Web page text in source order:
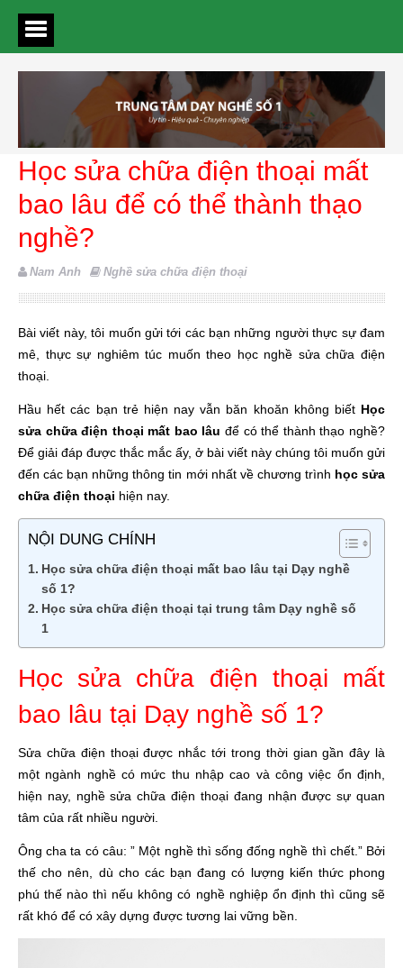
Học sửa chữa điện thoại mất
bao lâu để có thể thành thạo
nghề?
Nam Anh Nghề sửa chữa điện thoại
Bài viết này, tôi muốn gửi tới các bạn những người thực sự đam
mê, thực sự nghiêm túc muốn theo học nghề sửa chữa điện
thoại.
Hầu hết các bạn trẻ hiện nay vẫn băn khoăn không biết Học
sửa chữa điện thoại mất bao lâu để có thể thành thạo nghề?
Để giải đáp được thắc mắc ấy, ở bài viết này chúng tôi muốn gửi
đến các bạn những thông tin mới nhất về chương trình học sửa
chữa điện thoại hiện nay.
NỘI DUNG CHÍNH
Học sửa chữa điện thoại mất bao lâu tại Dạy nghề
số 1?
Học sửa chữa điện thoại tại trung tâm Dạy nghề số
1
Học sửa chữa điện thoại mất
bao lâu tại Dạy nghề số 1?
Sửa chữa điện thoại được nhắc tới trong thời gian gần đây là
một ngành nghề có mức thu nhập cao và công việc ổn định,
hiện nay, nghề sửa chữa điện thoại đang nhận được sự quan
tâm của rất nhiều người.
Ông cha ta có câu: ” Một nghề thì sống đống nghề thì chết.” Bởi
thế cho nên, dù cho các bạn đang có lượng kiến thức phong
phú thế nào thì nếu không có nghề nghiệp ổn định thì cũng sẽ
rất khó để có xây dựng được tương lai vững bền.